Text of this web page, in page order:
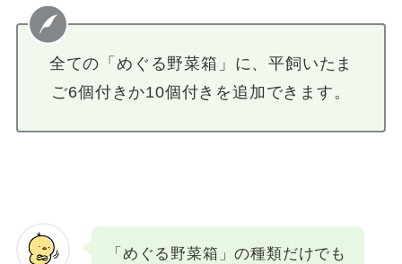
全ての「めぐる野菜箱」に、平飼いたま
ご6個付きか10個付きを追加できます。
「めぐる野菜箱」の種類だけでも